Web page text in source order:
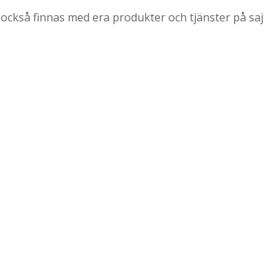
finnas med era produkter och tjänster på